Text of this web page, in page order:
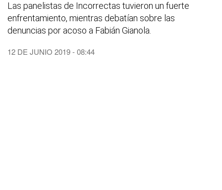
Las panelistas de Incorrectas tuvieron un fuerte
enfrentamiento, mientras debatían sobre las
denuncias por acoso a Fabián Gianola.
12 DE JUNIO 2019 - 08:44